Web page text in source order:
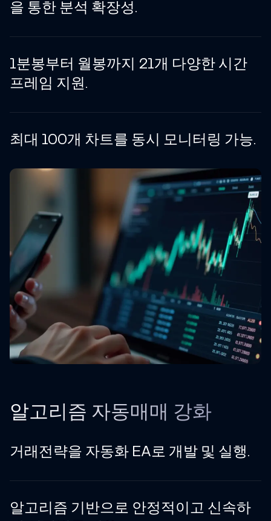
을 통한 분석 확장성.
1분봉부터 월봉까지 21개 다양한 시간
프레임 지원.
최대 100개 차트를 동시 모니터링 가능.
알고리즘 자동매매 강화
거래전략을 자동화 EA로 개발 및 실행.
알고리즘 기반으로 안정적이고 신속하